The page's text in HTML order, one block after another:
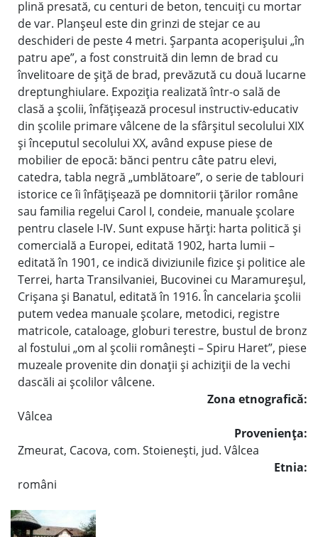
plină presată, cu centuri de beton, tencuiţi cu mortar
de var. Planşeul este din grinzi de stejar ce au
deschideri de peste 4 metri. Şarpanta acoperişului „în
patru ape”, a fost construită din lemn de brad cu
învelitoare de şiţă de brad, prevăzută cu două lucarne
dreptunghiulare. Expoziţia realizată într-o sală de
clasă a şcolii, înfăţişează procesul instructiv-educativ
din şcolile primare vâlcene de la sfârşitul secolului XIX
şi începutul secolului XX, având expuse piese de
mobilier de epocă: bănci pentru câte patru elevi,
catedra, tabla negră „umblătoare”, o serie de tablouri
istorice ce îi înfăţişează pe domnitorii ţărilor române
sau familia regelui Carol I, condeie, manuale şcolare
pentru clasele I-IV. Sunt expuse hărţi: harta politică şi
comercială a Europei, editată 1902, harta lumii –
editată în 1901, ce indică diviziunile fizice şi politice ale
Terrei, harta Transilvaniei, Bucovinei cu Maramureşul,
Crişana şi Banatul, editată în 1916. În cancelaria şcolii
putem vedea manuale şcolare, metodici, registre
matricole, cataloage, globuri terestre, bustul de bronz
al fostului „om al şcolii româneşti – Spiru Haret”, piese
muzeale provenite din donaţii şi achiziţii de la vechi
dascăli ai şcolilor vâlcene.
Zona etnografică:
Vâlcea
Provenienţa:
Zmeurat, Cacova, com. Stoieneşti, jud. Vâlcea
Etnia:
români